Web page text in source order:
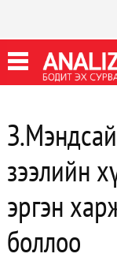
зээлийн
эргэн
боллоо